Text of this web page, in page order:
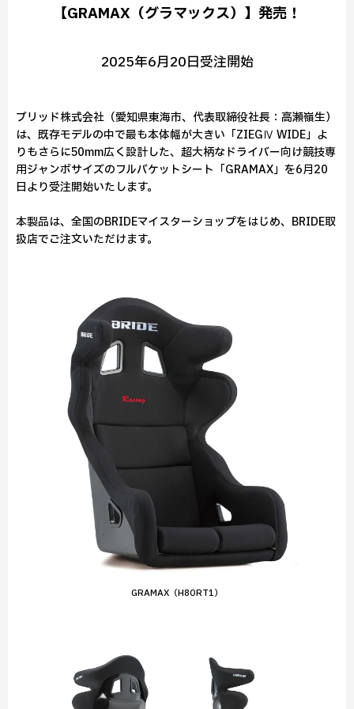
【GRAMAX（グラマックス）】発売！
2025年6月20日受注開始
ブリッド株式会社（愛知県東海市、代表取締役社長：高瀬嶺生）
は、既存モデルの中で最も本体幅が大きい「ZIEGⅣ WIDE」よ
りもさらに50mm広く設計した、超大柄なドライバー向け競技専
用ジャンボサイズのフルバケットシート「GRAMAX」を6月20
日より受注開始いたします。
本製品は、全国のBRIDEマイスターショップをはじめ、BRIDE取
扱店でご注文いただけます。
GRAMAX（H80RT1）